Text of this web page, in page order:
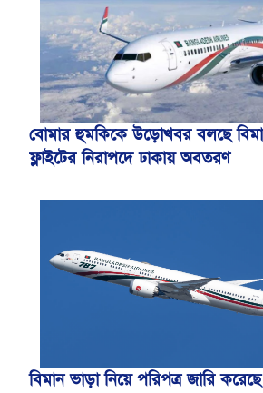
বোমার হুমকিকে উড়োখবর বলছে
ফ্লাইটের নিরাপদে ঢাকায় অবতরণ
বিমান ভাড়া নিয়ে পরিপত্র জারি করেছে